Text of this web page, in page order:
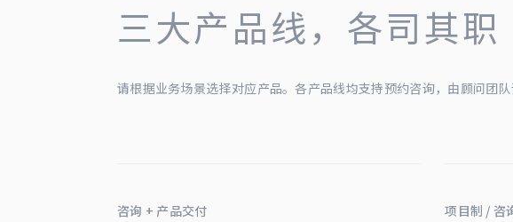
三大产品线，各司其职
请根据业务场景选择对应产品。各产品线均支持预约咨询，由顾问团队
咨询 + 产品交付 项目制 / 咨